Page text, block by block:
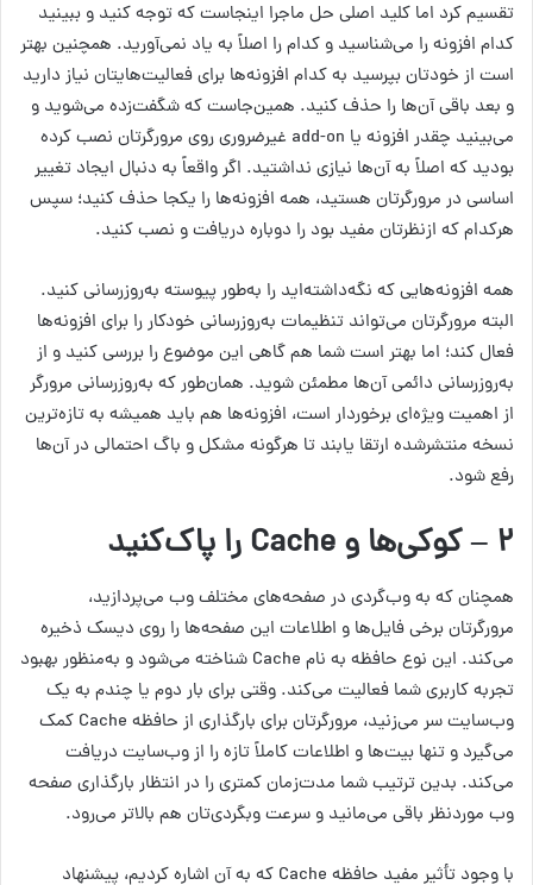
تقسیم کرد اما کلید اصلی حل ماجرا اینجاست که توجه کنید و ببینید
کدام افزونه را می‌شناسید و کدام را اصلاً به یاد نمی‌آورید. همچنین بهتر
است از خودتان بپرسید به کدام افزونه‌ها برای فعالیت‌هایتان نیاز دارید
و بعد باقی آن‌ها را حذف کنید. همین‌جاست که شگفت‌زده می‌شوید و
می‌بینید چقدر افزونه یا add-on غیرضروری روی مرورگرتان نصب کرده
بودید که اصلاً به آن‌ها نیازی نداشتید. اگر واقعاً به دنبال ایجاد تغییر
اساسی در مرورگرتان هستید، همه افزونه‌ها را یکجا حذف کنید؛ سپس
هرکدام که ازنظرتان مفید بود را دوباره دریافت و نصب کنید.
همه افزونه‌هایی که نگه‌داشته‌اید را به‌طور پیوسته به‌روزرسانی کنید.
البته مرورگرتان می‌تواند تنظیمات به‌روزرسانی خودکار را برای افزونه‌ها
فعال کند؛ اما بهتر است شما هم گاهی این موضوع را بررسی کنید و از
به‌روزرسانی دائمی آن‌ها مطمئن شوید. همان‌طور که به‌روزرسانی مرورگر
از اهمیت ویژه‌ای برخوردار است، افزونه‌ها هم باید همیشه به تازه‌ترین
نسخه منتشرشده ارتقا یابند تا هرگونه مشکل و باگ احتمالی در آن‌ها
رفع شود.
۲ – کوکی‌ها و Cache را پاک‌کنید
همچنان که به وب‌گردی در صفحه‌های مختلف وب می‌پردازید،
مرورگرتان برخی فایل‌ها و اطلاعات این صفحه‌ها را روی دیسک ذخیره
می‌کند. این نوع حافظه به نام Cache شناخته می‌شود و به‌منظور بهبود
تجربه کاربری شما فعالیت می‌کند. وقتی برای بار دوم یا چندم به یک
وب‌سایت سر می‌زنید، مرورگرتان برای بارگذاری از حافظه Cache کمک
می‌گیرد و تنها بیت‌ها و اطلاعات کاملاً تازه را از وب‌سایت دریافت
می‌کند. بدین ترتیب شما مدت‌زمان کمتری را در انتظار بارگذاری صفحه
وب موردنظر باقی می‌مانید و سرعت وبگردی‌تان هم بالاتر می‌رود.
با وجود تأثیر مفید حافظه Cache که به آن اشاره کردیم، پیشنهاد